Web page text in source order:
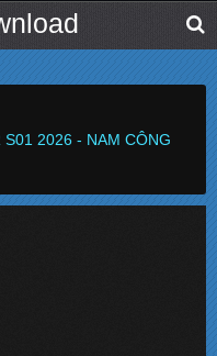
S01 2026 - NAM CÔNG